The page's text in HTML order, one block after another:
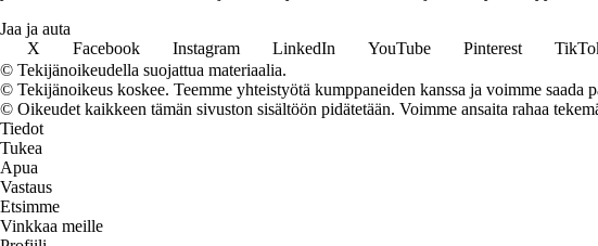
Jaa ja auta
X
Facebook Instagram LinkedIn YouTube Pinterest
© Tekijänoikeudella suojattua materiaalia.
© Tekijänoikeus koskee. Teemme yhteistyötä kumppaneiden kanssa ja voimme saada
© Oikeudet kaikkeen tämän sivuston sisältöön pidätetään. Voimme ansaita rahaa
Tiedot
Tukea
Apua
Vastaus
Etsimme
Vinkkaa meille